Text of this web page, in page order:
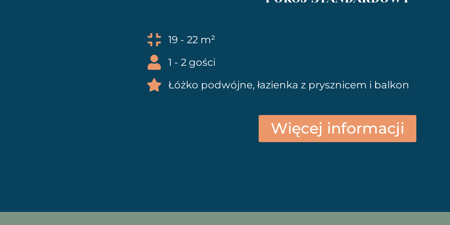
19 - 22 m²
1 - 2 gości
Łóżko podwójne, łazienka z prysznicem i balkon
Więcej informacji